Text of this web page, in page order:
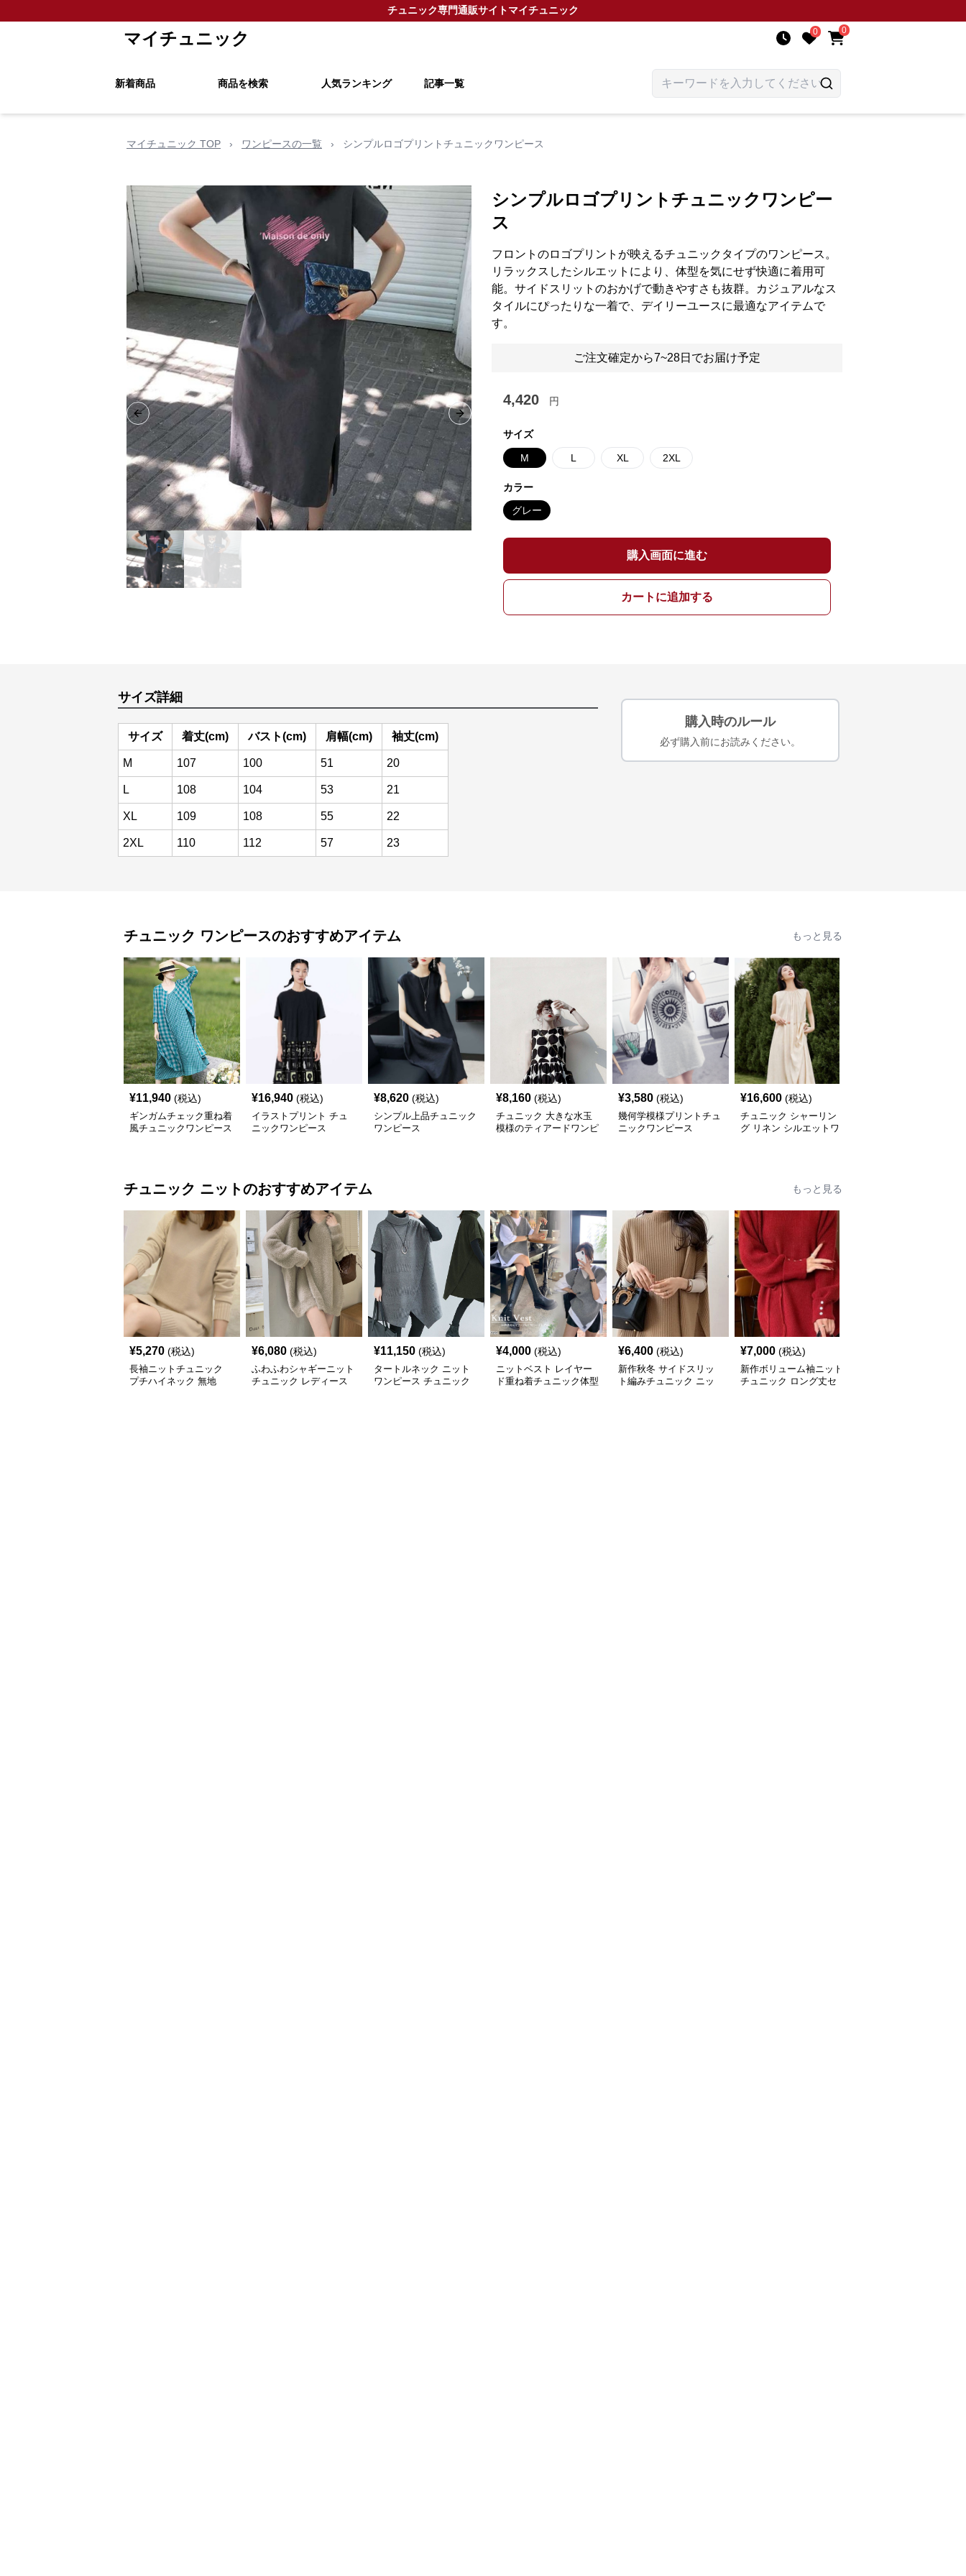
チュニック専門通販サイトマイチュニック
マイチュニック 0 0
新着商品 商品を検索 人気ランキング 記事一覧
マイチュニック TOP › ワンピースの一覧 › シンプルロゴプリントチュニックワンピース
Previous slide Next slide
シンプルロゴプリントチュニックワンピー
ス
フロントのロゴプリントが映えるチュニックタイプのワンピース。
リラックスしたシルエットにより、体型を気にせず快適に着用可
能。サイドスリットのおかげで動きやすさも抜群。カジュアルなス
タイルにぴったりな一着で、デイリーユースに最適なアイテムで
す。
ご注文確定から7~28日でお届け予定
4,420 円
サイズ
M L XL 2XL
カラー
グレー
購入画面に進む
カートに追加する
サイズ詳細
サイズ 着丈(cm) バスト(cm) 肩幅(cm) 袖丈(cm)
M 107 100 51 20
L 108 104 53 21
XL 109 108 55 22
2XL 110 112 57 23
購入時のルール
必ず購入前にお読みください。
チュニック ワンピースのおすすめアイテム もっと見る
¥11,940 (税込)
ギンガムチェック重ね着
風チュニックワンピース
¥16,940 (税込)
イラストプリント チュ
ニックワンピース
¥8,620 (税込)
シンプル上品チュニック
ワンピース
¥8,160 (税込)
チュニック 大きな水玉
模様のティアードワンピ
¥3,580 (税込)
幾何学模様プリントチュ
ニックワンピース
¥16,600 (税込)
チュニック シャーリン
グ リネン シルエットワ
チュニック ニットのおすすめアイテム もっと見る
¥5,270 (税込)
長袖ニットチュニック
プチハイネック 無地
¥6,080 (税込)
ふわふわシャギーニット
チュニック レディース
¥11,150 (税込)
タートルネック ニット
ワンピース チュニック
¥4,000 (税込)
ニットベスト レイヤー
ド重ね着チュニック体型
¥6,400 (税込)
新作秋冬 サイドスリッ
ト編みチュニック ニッ
¥7,000 (税込)
新作ボリューム袖ニット
チュニック ロング丈セ